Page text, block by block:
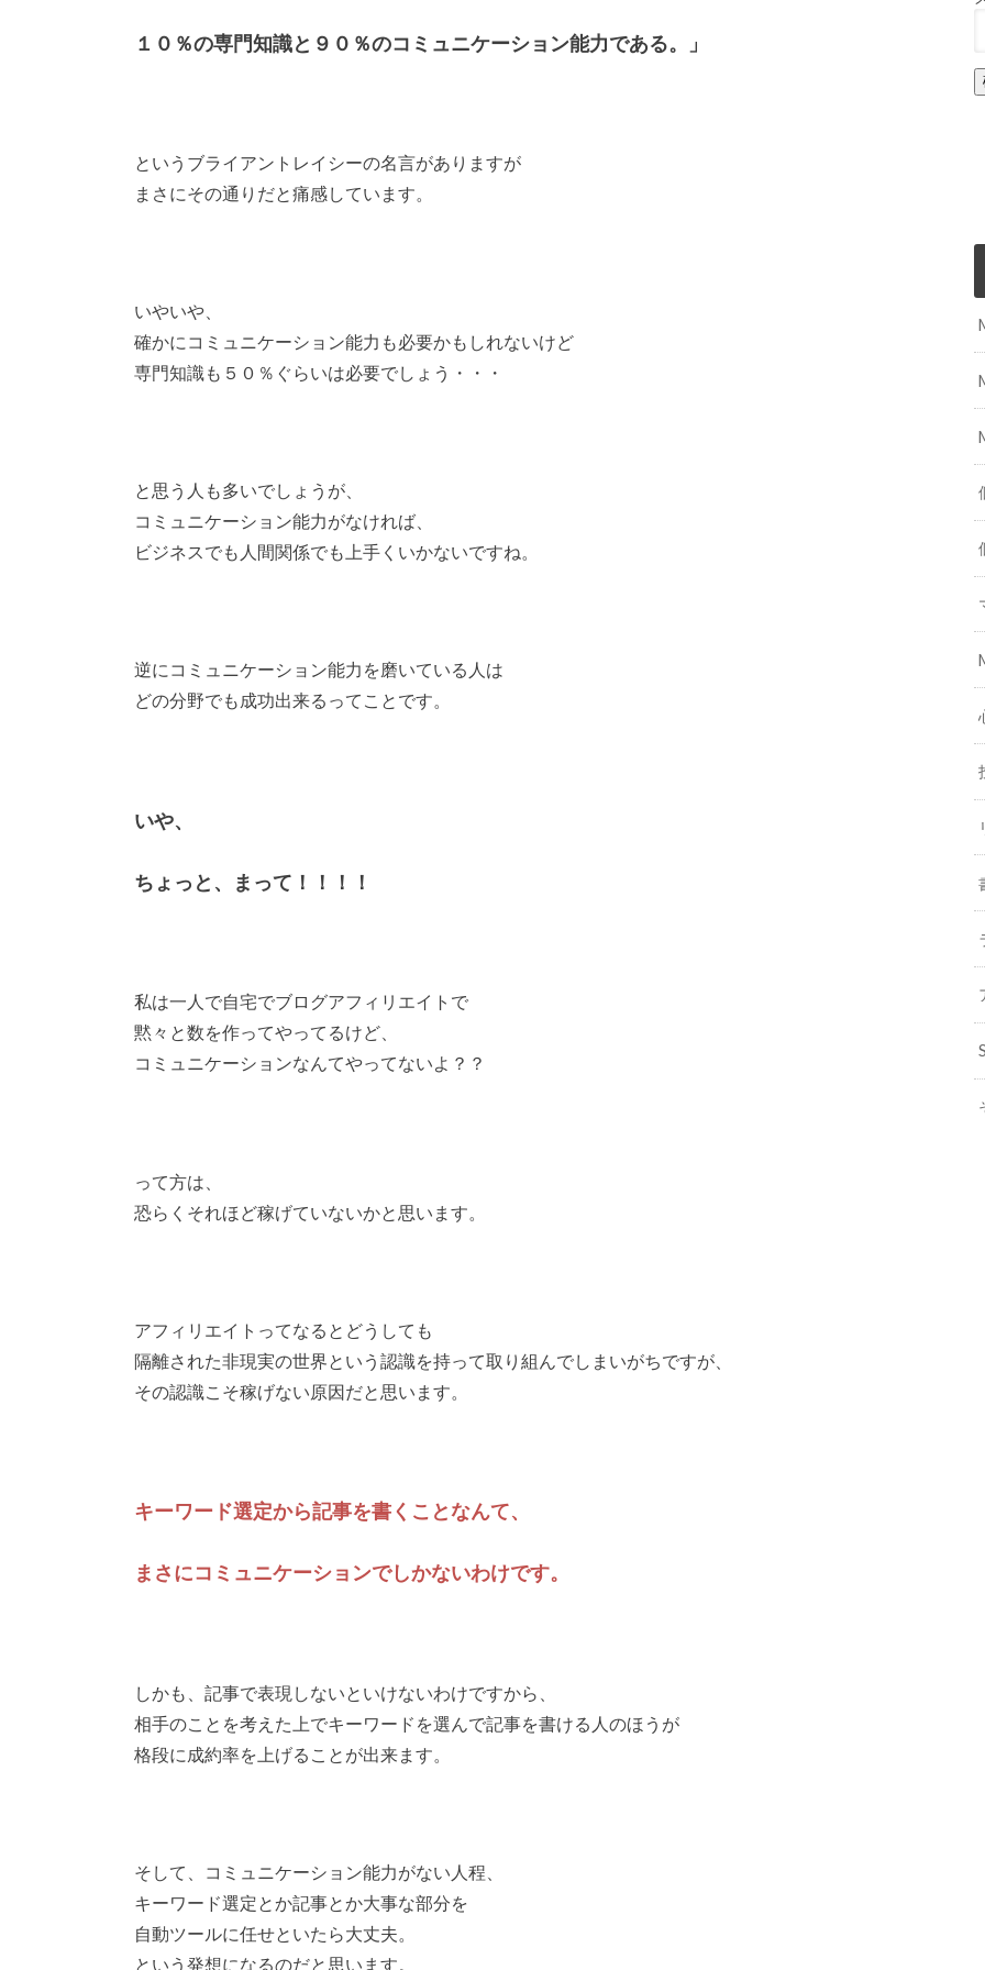
１０％の専門知識と９０％のコミュニケーション能力である。」
というブライアントレイシーの名言がありますが
まさにその通りだと痛感しています。
いやいや、
確かにコミュニケーション能力も必要かもしれないけど
専門知識も５０％ぐらいは必要でしょう・・・
と思う人も多いでしょうが、
コミュニケーション能力がなければ、
ビジネスでも人間関係でも上手くいかないですね。
逆にコミュニケーション能力を磨いている人は
どの分野でも成功出来るってことです。
いや、
ちょっと、まって！！！！
私は一人で自宅でブログアフィリエイトで
黙々と数を作ってやってるけど、
コミュニケーションなんてやってないよ？？
って方は、
恐らくそれほど稼げていないかと思います。
アフィリエイトってなるとどうしても
隔離された非現実の世界という認識を持って取り組んでしまいがちですが、
その認識こそ稼げない原因だと思います。
キーワード選定から記事を書くことなんて、
まさにコミュニケーションでしかないわけです。
しかも、記事で表現しないといけないわけですから、
相手のことを考えた上でキーワードを選んで記事を書ける人のほうが
格段に成約率を上げることが出来ます。
そして、コミュニケーション能力がない人程、
キーワード選定とか記事とか大事な部分を
自動ツールに任せといたら大丈夫。
という発想になるのだと思います。